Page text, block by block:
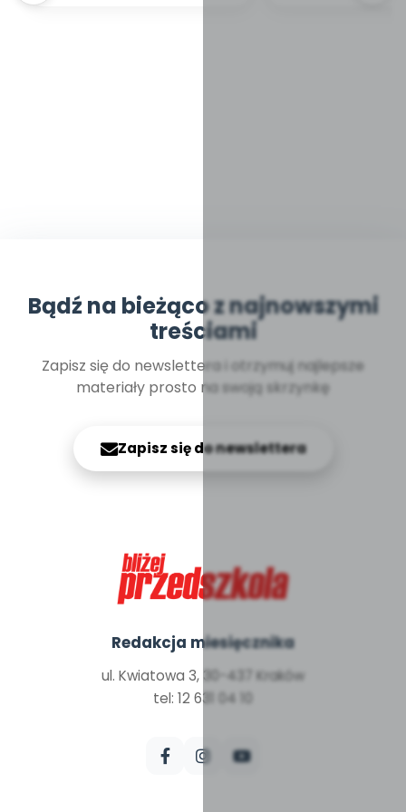
Bądź na bieżąco z najnowszymi
treściami
Zapisz się do newslettera i otrzymuj najlepsze
materiały prosto na swoją skrzynkę
Zapisz się do newslettera
Redakcja miesięcznika
ul. Kwiatowa 3, 30-437 Kraków
tel: 12 631 04 10